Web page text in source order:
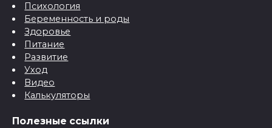
Психология
Беременность и роды
Здоровье
Питание
Развитие
Уход
Видео
Калькуляторы
Полезные ссылки